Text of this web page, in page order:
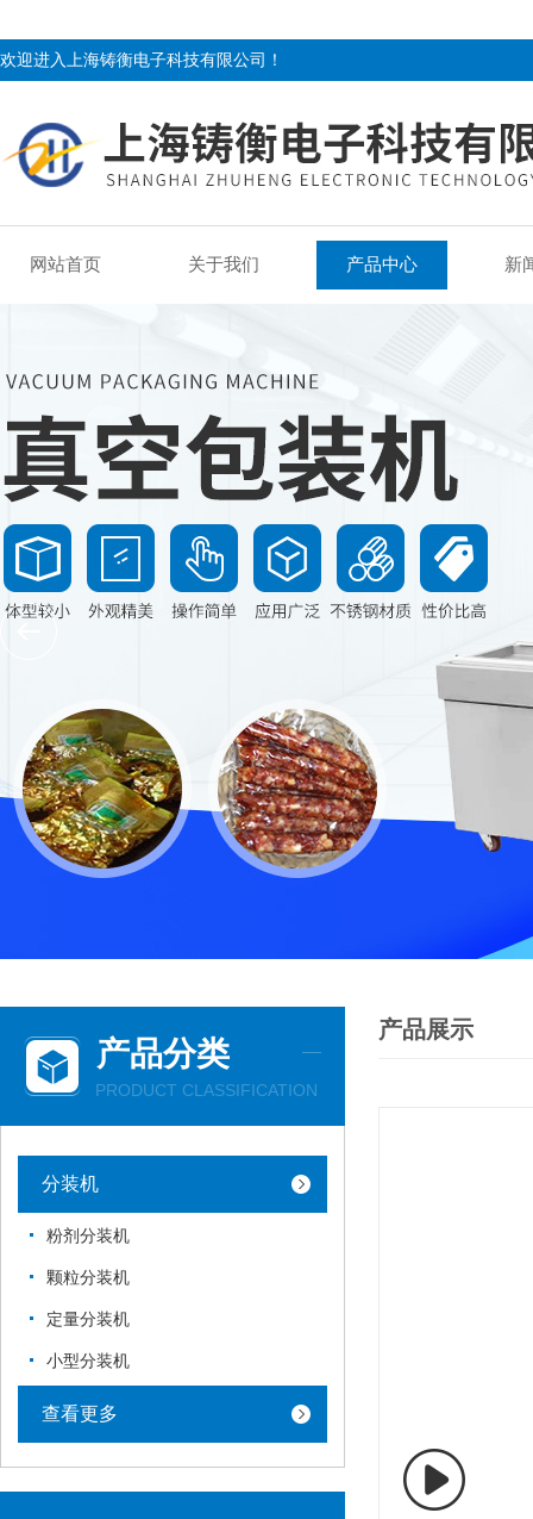
欢迎进入上海铸衡电子科技有限公司！
网站首页 关于我们 产品中心 新
产品分类
PRODUCT CLASSIFICATION
分装机
粉剂分装机
颗粒分装机
定量分装机
小型分装机
查看更多
产品展示